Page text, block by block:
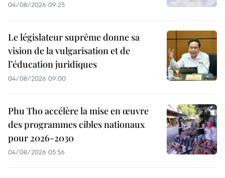
04/08/2026 09:25
Le législateur suprême donne sa
vision de la vulgarisation et de
l’éducation juridiques
04/08/2026 09:00
Phu Tho accélère la mise en œuvre
des programmes cibles nationaux
pour 2026-2030
04/08/2026 05:56